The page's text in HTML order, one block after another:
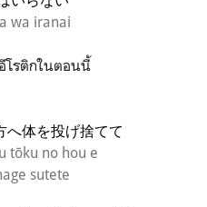
wa iranai
โรติกในตอนนี้
へ体を投げ捨てて
tōku no hou e
sutete